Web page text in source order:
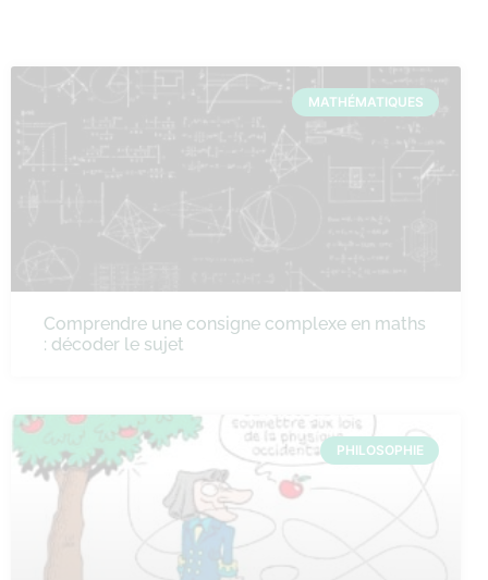
MATHÉMATIQUES
Comprendre une consigne complexe en maths
: décoder le sujet
PHILOSOPHIE